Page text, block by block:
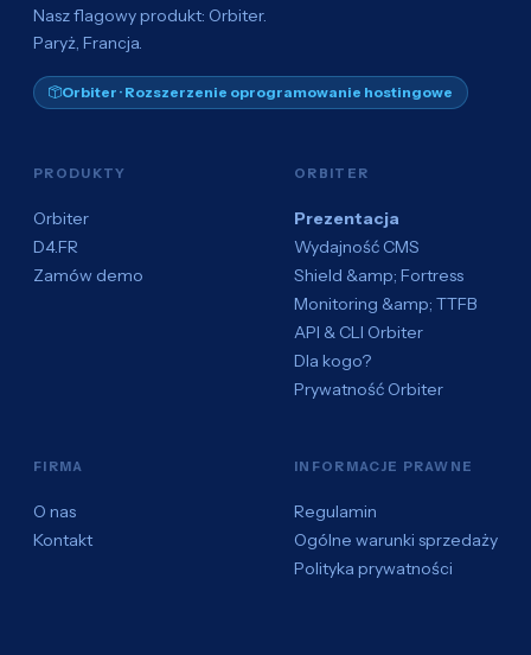
Nasz flagowy produkt: Orbiter.
Paryż, Francja.
Orbiter · Rozszerzenie oprogramowanie hostingowe
PRODUKTY
Orbiter
D4.FR
Zamów demo
ORBITER
Prezentacja
Wydajność CMS
Shield &amp; Fortress
Monitoring &amp; TTFB
API & CLI Orbiter
Dla kogo?
Prywatność Orbiter
FIRMA
O nas
Kontakt
INFORMACJE PRAWNE
Regulamin
Ogólne warunki sprzedaży
Polityka prywatności